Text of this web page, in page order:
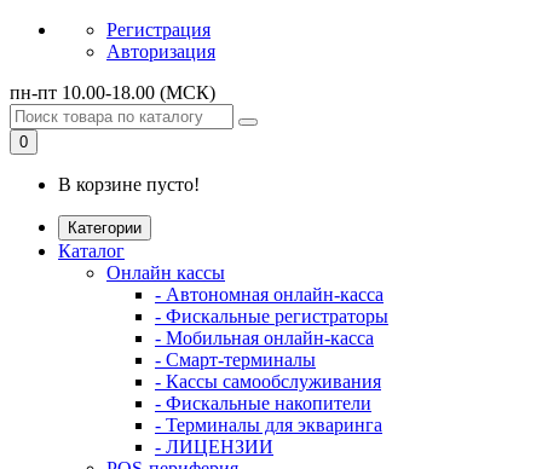
Регистрация
Авторизация
пн-пт 10.00-18.00 (МСК)
0
В корзине пусто!
Категории
Каталог
Онлайн кассы
- Автономная онлайн-касса
- Фискальные регистраторы
- Мобильная онлайн-касса
- Смарт-терминалы
- Кассы самообслуживания
- Фискальные накопители
- Терминалы для экваринга
- ЛИЦЕНЗИИ